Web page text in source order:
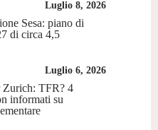
Luglio 8, 2026
Sesa: piano di
di circa 4,5
Luglio 6, 2026
Zurich: TFR? 4
informati su